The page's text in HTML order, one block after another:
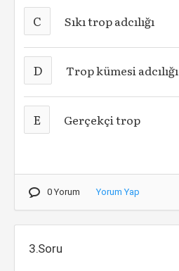
C Sıkı trop adcılığı
D Trop kümesi adcılığı
E Gerçekçi trop
0 Yorum Yorum Yap
3.Soru